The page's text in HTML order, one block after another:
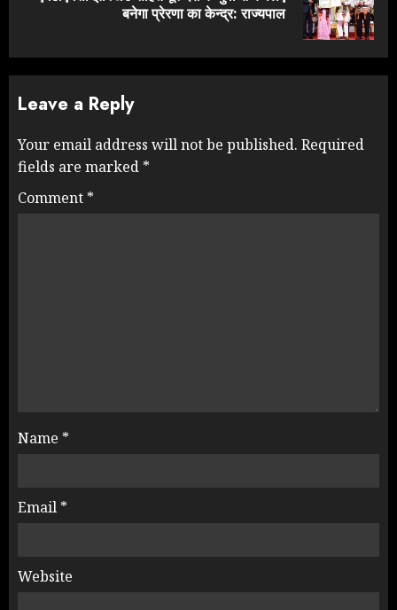
बनेगा प्रेरणा का केन्द्र: राज्यपाल
Leave a Reply
Your email address will not be published. Required
fields are marked *
Comment *
Name *
Email *
Website